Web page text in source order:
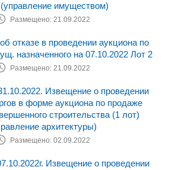
имуществом)
Размещено: 21.09.2022
отказе в проведении аукциона по
назначенного на 07.10.2022 Лот 2
Размещено: 21.09.2022
Извещение о проведении
в форме аукциона по продаже
строительства (1 лот)
архитектуры)
Размещено: 02.09.2022
Извещение о проведении